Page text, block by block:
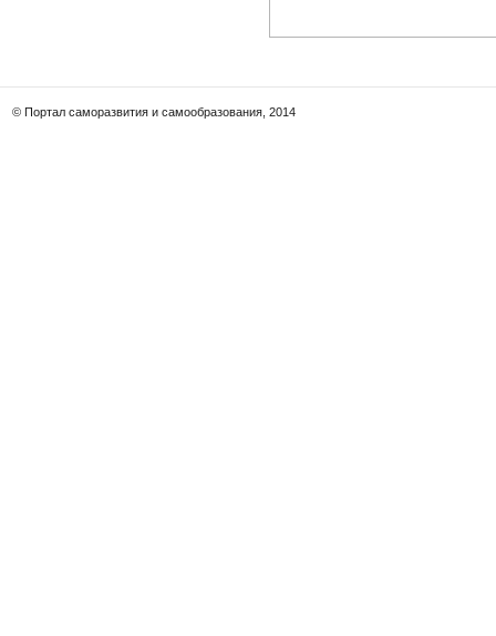
© Портал саморазвития и самообразования, 2014